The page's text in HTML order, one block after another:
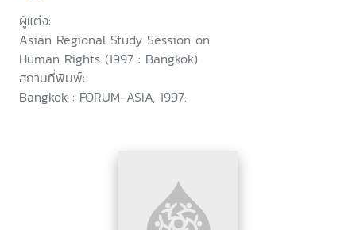
ผู้แต่ง:
Asian Regional Study Session on
Human Rights (1997 : Bangkok)
สถานที่พิมพ์:
Bangkok : FORUM-ASIA, 1997.